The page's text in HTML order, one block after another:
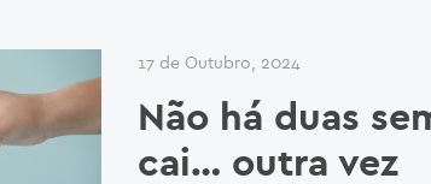
17 de Outubro, 2024
Não há duas
cai… outra vez